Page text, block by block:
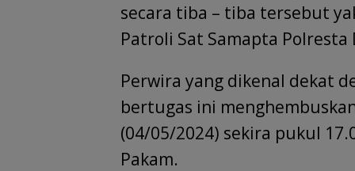
secara tiba – tiba tersebut
Patroli Sat Samapta Polresta
Perwira yang dikenal dekat
bertugas ini
(04/05/2024) sekira pukul
Pakam.